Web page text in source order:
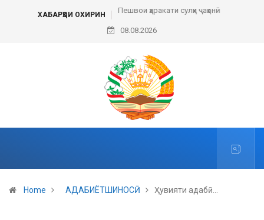
ХАБАРҲОИ ОХИРИН Пешвои ҳаракати сулҳи ҷаҳонӣ
08.08.2026
Home АДАБИЁТШИНОСӢ Ҳувияти адабӣ…